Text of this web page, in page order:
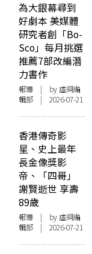
為大銀幕尋到
好劇本 美媒體
研究者創「Bo-
Sco」每月挑選
推薦7部改編潛
力書作
報導 | by 虛詞編
輯部 | 2026-07-21
香港傳奇影
星、史上最年
長金像獎影
帝、「四哥」
謝賢逝世 享壽
89歲
報導 | by 虛詞編
輯部 | 2026-07-21